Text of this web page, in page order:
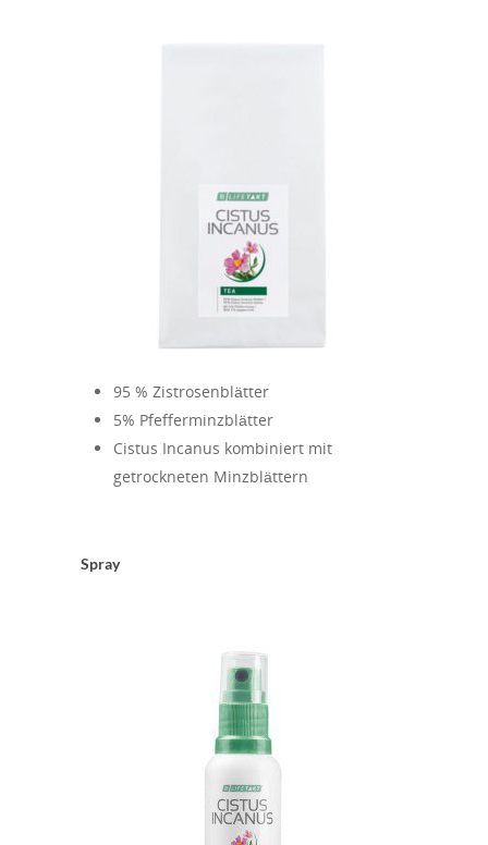
95 % Zistrosenblätter
5% Pfefferminzblätter
Cistus Incanus kombiniert mit
getrockneten Minzblättern
Spray